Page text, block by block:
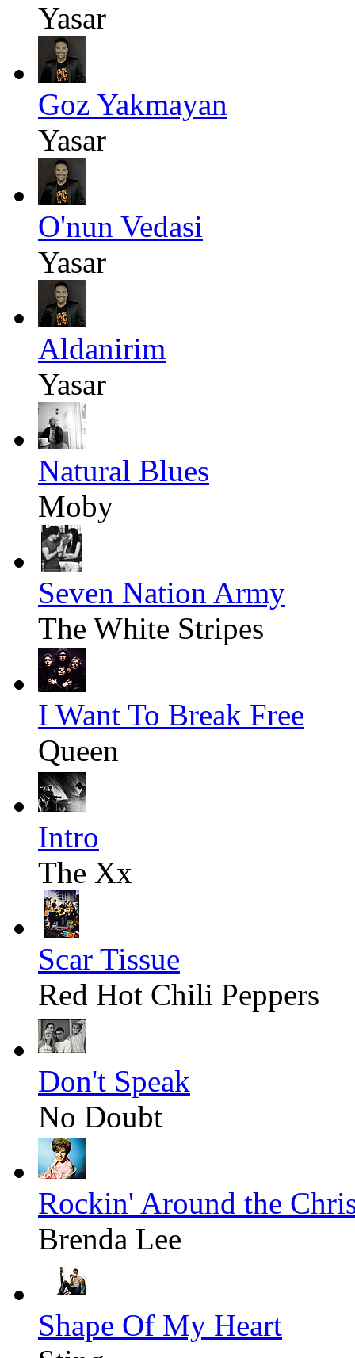
Yasar
Goz Yakmayan
Yasar
O'nun Vedasi
Yasar
Aldanirim
Yasar
Natural Blues
Moby
Seven Nation Army
The White Stripes
I Want To Break Free
Queen
Intro
The Xx
Scar Tissue
Red Hot Chili Peppers
Don't Speak
No Doubt
Rockin' Around the
Brenda Lee
Shape Of My Heart